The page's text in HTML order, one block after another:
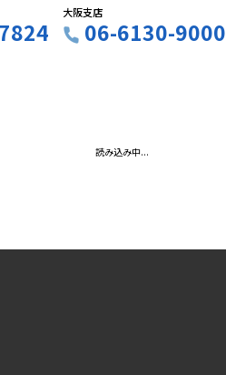
大阪支店
06-6130-9000
読み込み中...